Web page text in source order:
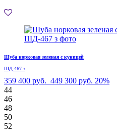
Шуба норковая зеленая с куницей
ШД-467 з
359 400 руб. 449 300 руб. 20%
44
46
48
50
52